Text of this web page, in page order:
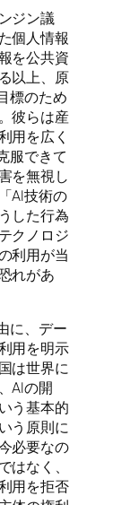
ジン議
個人情報
を公共資
以上、原
標のため
彼らは産
用を広く
服できて
を無視し
AI技術の
した行為
クノロジ
利用が当
れがあ
に、デー
用を明示
は世界に
AIの開
う基本的
う原則に
必要なの
はなく、
用を拒否